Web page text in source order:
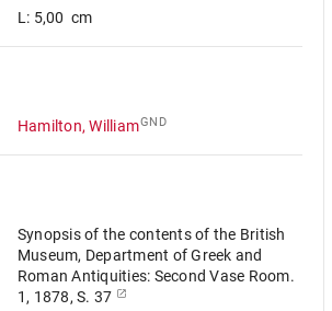
L: 5,00 cm
Hamilton, WilliamGND
Synopsis of the contents of the British
Museum, Department of Greek and
Roman Antiquities: Second Vase Room.
1, 1878, S. 37